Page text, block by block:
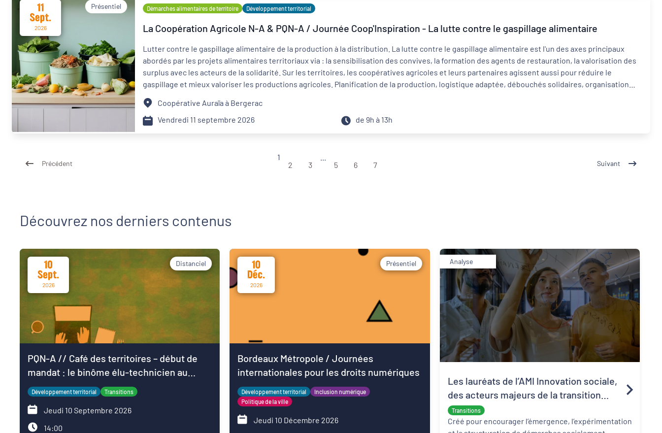
11
Sept.
2026
Présentiel Démarches alimentaires de territoire Développement territorial
La Coopération Agricole N-A & PQN-A / Journée Coop'Inspiration - La lutte contre le gaspillage alimentaire
Lutter contre le gaspillage alimentaire de la production à la distribution. La lutte contre le gaspillage alimentaire est l'un des axes principaux
abordés par les projets alimentaires territoriaux via : la sensibilisation des convives, la formation des agents de restauration, la valorisation des
surplus avec les acteurs de la solidarité. Sur les territoires, les coopératives agricoles et leurs partenaires agissent aussi pour réduire le
gaspillage et mieux valoriser les productions agricoles. Planification de la production, logistique adaptée, débouchés solidaires, organisation
collective : ces solutions existent et fonctionnent. Des synergies existent déjà entre certains opérateurs économiques et PAT sur ce
sujet. Venez découvrir ces initiatives et partager votre expérience ! La jauge maximale de participant.e.s étant atteinte, les inscriptions sont
closes. Si vous étiez toutefois intéressé·e, écrivez un mail à maiwen.hoden@pqn-a.fr, il se peut que des places se libèrent.
Coopérative Auraïa à Bergerac
Vendredi 11 septembre 2026
de 9h à 13h
Précédent
1
2
3
5
6 7 Suivant
Découvrez nos derniers contenus
10
Sept.
2026
Distanciel
PQN-A // Café des territoires – début de
mandat : le binôme élu-technicien au
service du projet de territoire
Développement territorial Transitions
Jeudi 10 Septembre 2026
14:00
10
Déc.
2026
Présentiel
Bordeaux Métropole / Journées
internationales pour les droits numériques
Développement territorial
Inclusion numérique
Politique de la ville
Jeudi 10 Décembre 2026
Analyse
Transitions
Les lauréats de l’AMI Innovation sociale,
des acteurs majeurs de la transition
écologique et sociale
Créé pour encourager l’émergence, l’expérimentation